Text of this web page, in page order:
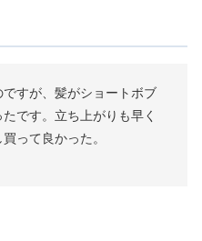
すが、髪がショートボブ
です。立ち上がりも早く
って良かった。